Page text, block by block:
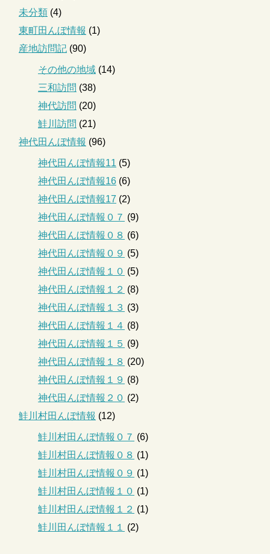
未分類 (4)
東町田んぼ情報 (1)
産地訪問記 (90)
その他の地域 (14)
三和訪問 (38)
神代訪問 (20)
鮭川訪問 (21)
神代田んぼ情報 (96)
神代田んぼ情報11 (5)
神代田んぼ情報16 (6)
神代田んぼ情報17 (2)
神代田んぼ情報０７ (9)
神代田んぼ情報０８ (6)
神代田んぼ情報０９ (5)
神代田んぼ情報１０ (5)
神代田んぼ情報１２ (8)
神代田んぼ情報１３ (3)
神代田んぼ情報１４ (8)
神代田んぼ情報１５ (9)
神代田んぼ情報１８ (20)
神代田んぼ情報１９ (8)
神代田んぼ情報２０ (2)
鮭川村田んぼ情報 (12)
鮭川村田んぼ情報０７ (6)
鮭川村田んぼ情報０８ (1)
鮭川村田んぼ情報０９ (1)
鮭川村田んぼ情報１０ (1)
鮭川村田んぼ情報１２ (1)
鮭川田んぼ情報１１
(2)